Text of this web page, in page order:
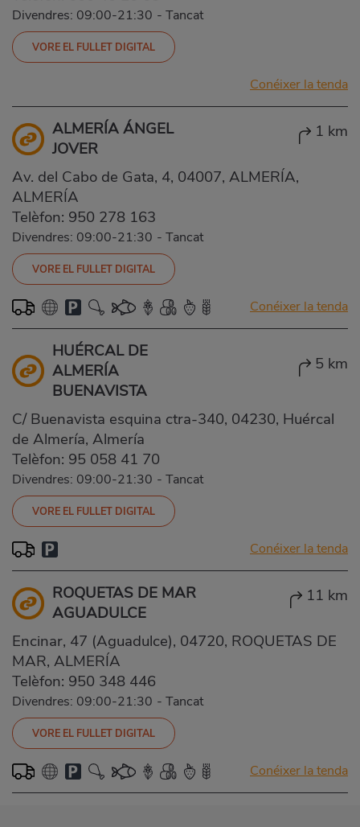
Divendres: 09:00-21:30 - Tancat
VORE EL FULLET DIGITAL
Conéixer la tenda
ALMERÍA ÁNGEL
JOVER
1 km
Av. del Cabo de Gata, 4, 04007, ALMERÍA,
ALMERÍA
Telèfon: 950 278 163
Divendres: 09:00-21:30 - Tancat
VORE EL FULLET DIGITAL
Conéixer la tenda
HUÉRCAL DE
ALMERÍA
BUENAVISTA
5 km
C/ Buenavista esquina ctra-340, 04230, Huércal
de Almería, Almería
Telèfon: 95 058 41 70
Divendres: 09:00-21:30 - Tancat
VORE EL FULLET DIGITAL
Conéixer la tenda
ROQUETAS DE MAR
AGUADULCE
11 km
Encinar, 47 (Aguadulce), 04720, ROQUETAS DE
MAR, ALMERÍA
Telèfon: 950 348 446
Divendres: 09:00-21:30 - Tancat
VORE EL FULLET DIGITAL
Conéixer la tenda